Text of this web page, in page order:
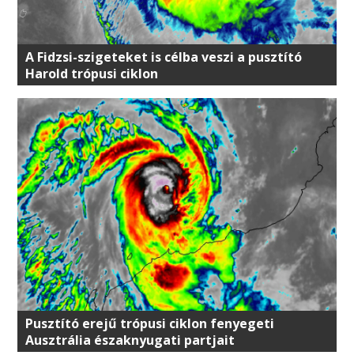
A Fidzsi-szigeteket is célba veszi a pusztító
Harold trópusi ciklon
Pusztító erejű trópusi ciklon fenyegeti
Ausztrália északnyugati partjait